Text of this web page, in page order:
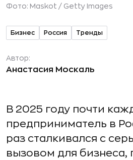
Фото: Maskot / Getty Images
Бизнес Россия Тренды
Автор:
Анастасия Москаль
В 2025 году почти
предприниматель в
раз сталкивался с
вызовом для бизнеса,